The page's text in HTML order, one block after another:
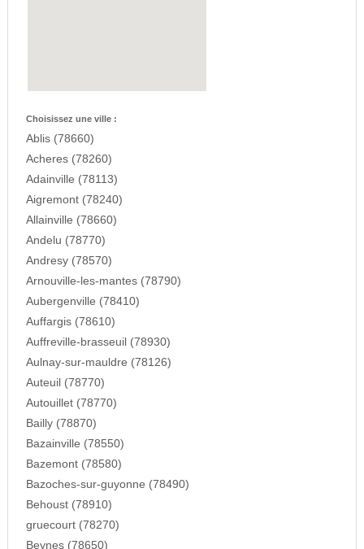
Choisissez une ville :
Ablis (78660)
Acheres (78260)
Adainville (78113)
Aigremont (78240)
Allainville (78660)
Andelu (78770)
Andresy (78570)
Arnouville-les-mantes (78790)
Aubergenville (78410)
Auffargis (78610)
Auffreville-brasseuil (78930)
Aulnay-sur-mauldre (78126)
Auteuil (78770)
Autouillet (78770)
Bailly (78870)
Bazainville (78550)
Bazemont (78580)
Bazoches-sur-guyonne (78490)
Behoust (78910)
gruecourt (78270)
Beynes (78650)